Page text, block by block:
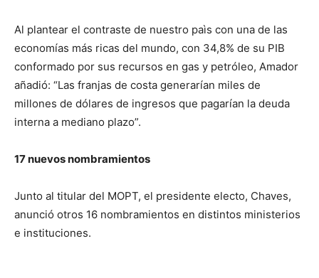
Al plantear el contraste de nuestro paìs con una de las
economías más ricas del mundo, con 34,8% de su PIB
conformado por sus recursos en gas y petróleo, Amador
añadió: “Las franjas de costa generarían miles de
millones de dólares de ingresos que pagarían la deuda
interna a mediano plazo”.
17 nuevos nombramientos
Junto al titular del MOPT, el presidente electo, Chaves,
anunció otros 16 nombramientos en distintos ministerios
e instituciones.